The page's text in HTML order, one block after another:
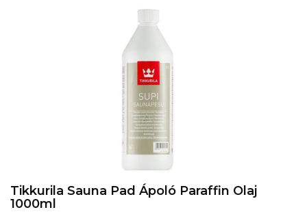
Tikkurila Sauna Pad Ápoló Paraffin Olaj
1000ml